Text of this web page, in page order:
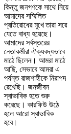
কিন্তু জনগণকে সাথে নিয়ে
আমাদের সম্মিলিত
প্রতিরোধের মুখে তারা সরে
যেতে বাধ্য হয়েছে।
আমাদের সর্বস্তরের
নেতাকর্মীরা ঐক্যবদ্ধভাবে
মাঠে ছিলেন। আমরা মাঠে
আছি, সেভাবে আমরা এ
পর্যন্ত রাজশাহীকে নিরাপদ
রেখেছি। জনজীবন
স্বাভাবিক হতে শুরু
করেছে। কারফিউ উঠে
হলে আরো স্বাভাবিক
হবে।